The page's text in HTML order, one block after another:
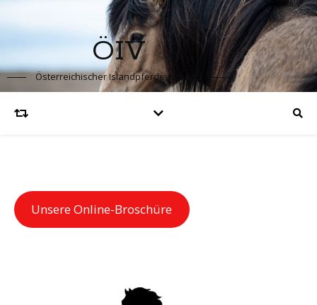
ÖIV
Österreichischer Islandpferdeverband
Unsere Online-Broschüre